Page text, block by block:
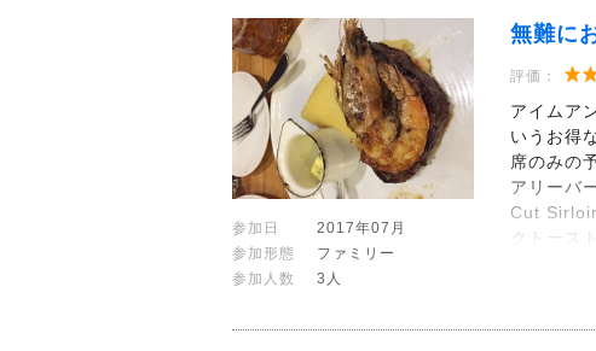
無難に
評価：
アイムア
いうお得
席のみの
アリーバ
Cut
クトース
参加日
2017年07月
参加形態
ファミリー
参加人数
3人